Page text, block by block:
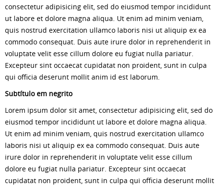
consectetur adipisicing elit, sed do eiusmod tempor incididunt
ut labore et dolore magna aliqua. Ut enim ad minim veniam,
quis nostrud exercitation ullamco laboris nisi ut aliquip ex ea
commodo consequat. Duis aute irure dolor in reprehenderit in
voluptate velit esse cillum dolore eu fugiat nulla pariatur.
Excepteur sint occaecat cupidatat non proident, sunt in culpa
qui officia deserunt mollit anim id est laborum.
Subtítulo em negrito
Lorem ipsum dolor sit amet, consectetur adipisicing elit, sed do
eiusmod tempor incididunt ut labore et dolore magna aliqua.
Ut enim ad minim veniam, quis nostrud exercitation ullamco
laboris nisi ut aliquip ex ea commodo consequat. Duis aute
irure dolor in reprehenderit in voluptate velit esse cillum
dolore eu fugiat nulla pariatur. Excepteur sint occaecat
cupidatat non proident, sunt in culpa qui officia deserunt mollit